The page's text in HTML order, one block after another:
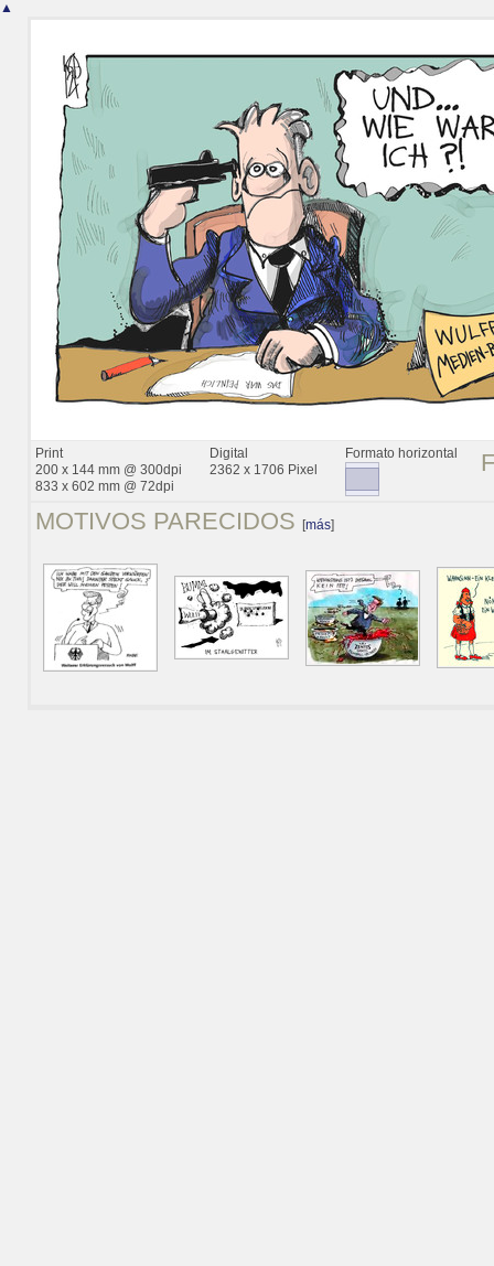
▲
Print
200 x 144 mm @ 300dpi
833 x 602 mm @ 72dpi
Digital
2362 x 1706 Pixel
Formato horizontal
MOTIVOS PARECIDOS [más]